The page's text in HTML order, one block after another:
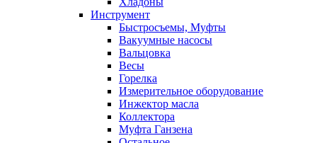
Инструмент
Быстросъемы, Муфты
Вакуумные насосы
Вальцовка
Весы
Горелка
Измерительное оборудование
Инжектор масла
Коллектора
Муфта Ганзена